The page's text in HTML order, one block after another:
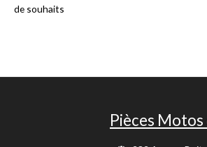
de souhaits
Pièces Motos